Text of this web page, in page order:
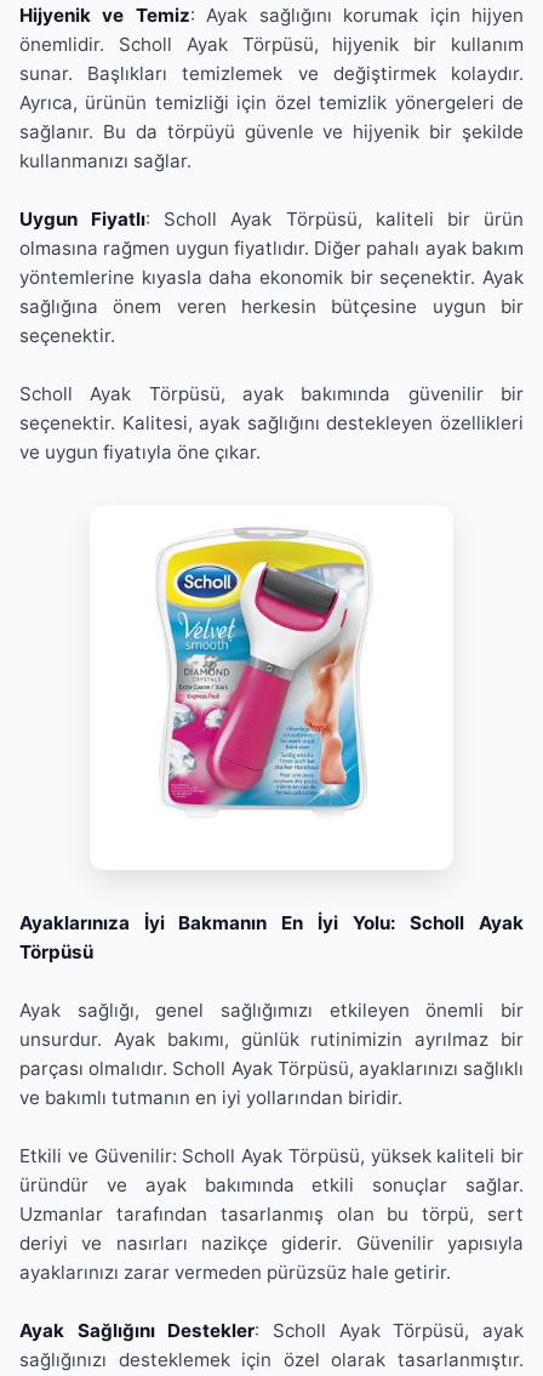
Hijyenik ve Temiz: Ayak sağlığını korumak için hijyen
önemlidir. Scholl Ayak Törpüsü, hijyenik bir kullanım
sunar. Başlıkları temizlemek ve değiştirmek kolaydır.
Ayrıca, ürünün temizliği için özel temizlik yönergeleri de
sağlanır. Bu da törpüyü güvenle ve hijyenik bir şekilde
kullanmanızı sağlar.
Uygun Fiyatlı: Scholl Ayak Törpüsü, kaliteli bir ürün
olmasına rağmen uygun fiyatlıdır. Diğer pahalı ayak bakım
yöntemlerine kıyasla daha ekonomik bir seçenektir. Ayak
sağlığına önem veren herkesin bütçesine uygun bir
seçenektir.
Scholl Ayak Törpüsü, ayak bakımında güvenilir bir
seçenektir. Kalitesi, ayak sağlığını destekleyen özellikleri
ve uygun fiyatıyla öne çıkar.
Ayaklarınıza İyi Bakmanın En İyi Yolu: Scholl Ayak
Törpüsü
Ayak sağlığı, genel sağlığımızı etkileyen önemli bir
unsurdur. Ayak bakımı, günlük rutinimizin ayrılmaz bir
parçası olmalıdır. Scholl Ayak Törpüsü, ayaklarınızı sağlıklı
ve bakımlı tutmanın en iyi yollarından biridir.
Etkili ve Güvenilir: Scholl Ayak Törpüsü, yüksek kaliteli bir
üründür ve ayak bakımında etkili sonuçlar sağlar.
Uzmanlar tarafından tasarlanmış olan bu törpü, sert
deriyi ve nasırları nazikçe giderir. Güvenilir yapısıyla
ayaklarınızı zarar vermeden pürüzsüz hale getirir.
Ayak Sağlığını Destekler: Scholl Ayak Törpüsü, ayak
sağlığınızı desteklemek için özel olarak tasarlanmıştır.